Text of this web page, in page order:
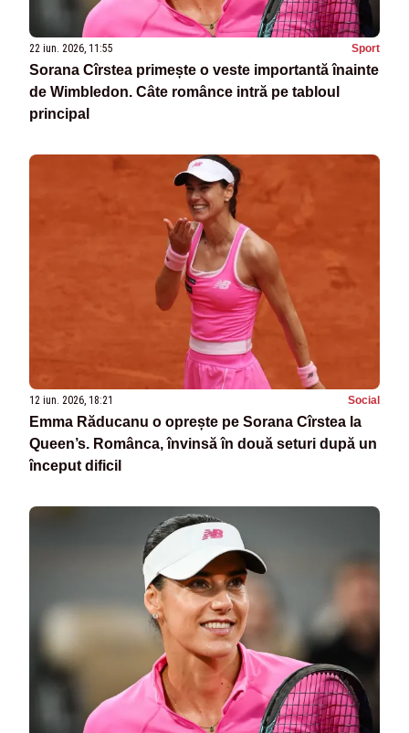
22 iun. 2026, 11:55 Sport
Sorana Cîrstea primește o veste importantă înainte
de Wimbledon. Câte românce intră pe tabloul
principal
12 iun. 2026, 18:21 Social
Emma Răducanu o oprește pe Sorana Cîrstea la
Queen’s. Românca, învinsă în două seturi după un
început dificil